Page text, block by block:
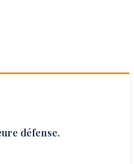
défense.